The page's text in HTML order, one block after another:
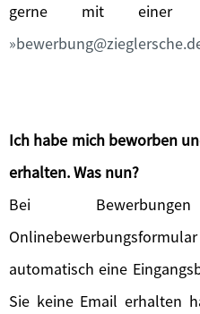
gerne mit einer
Ich habe mich beworben
erhalten. Was nun?
Bei
automatisch eine
Sie keine Email erhalten